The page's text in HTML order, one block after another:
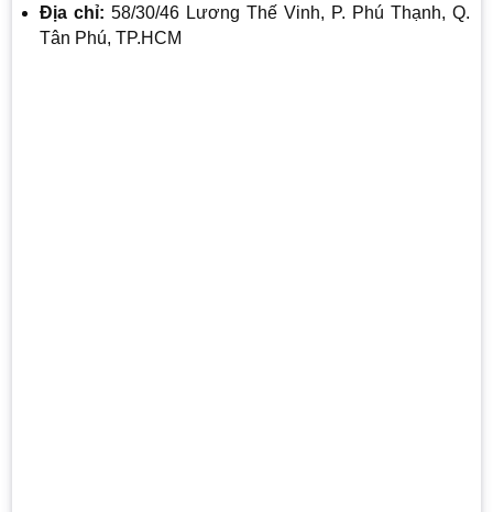
Địa chỉ:58/30/46 Lương Thế Vinh, P. Phú Thạnh, Q.
Tân Phú, TP.HCM